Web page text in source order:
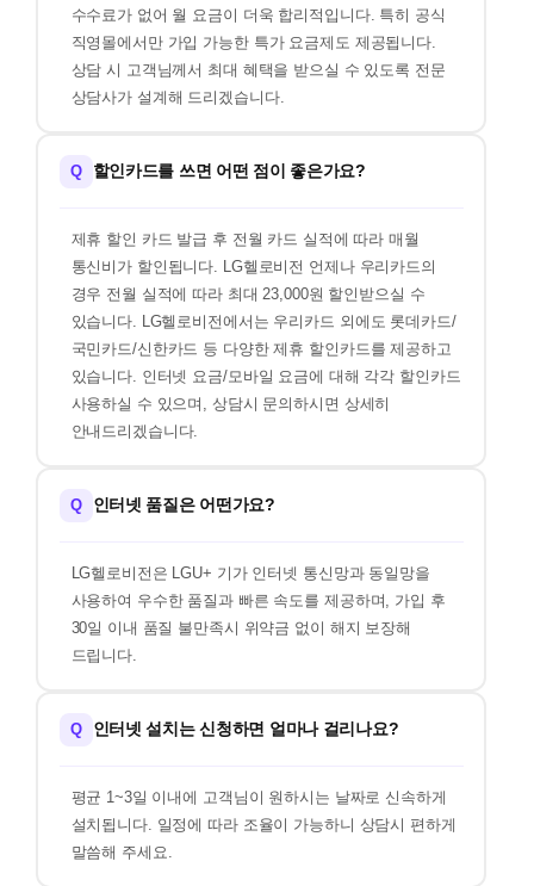
수수료가 없어 월 요금이 더욱 합리적입니다. 특히 공식
직영몰에서만 가입 가능한 특가 요금제도 제공됩니다.
상담 시 고객님께서 최대 혜택을 받으실 수 있도록 전문
상담사가 설계해 드리겠습니다.
Q 할인카드를 쓰면 어떤 점이 좋은가요?
제휴 할인 카드 발급 후 전월 카드 실적에 따라 매월
통신비가 할인됩니다. LG헬로비전 언제나 우리카드의
경우 전월 실적에 따라 최대 23,000원 할인받으실 수
있습니다. LG헬로비전에서는 우리카드 외에도 롯데카드/
국민카드/신한카드 등 다양한 제휴 할인카드를 제공하고
있습니다. 인터넷 요금/모바일 요금에 대해 각각 할인카드
사용하실 수 있으며, 상담시 문의하시면 상세히
안내드리겠습니다.
Q 인터넷 품질은 어떤가요?
LG헬로비전은 LGU+ 기가 인터넷 통신망과 동일망을
사용하여 우수한 품질과 빠른 속도를 제공하며, 가입 후
30일 이내 품질 불만족시 위약금 없이 해지 보장해
드립니다.
Q 인터넷 설치는 신청하면 얼마나 걸리나요?
평균 1~3일 이내에 고객님이 원하시는 날짜로 신속하게
설치됩니다. 일정에 따라 조율이 가능하니 상담시 편하게
말씀해 주세요.